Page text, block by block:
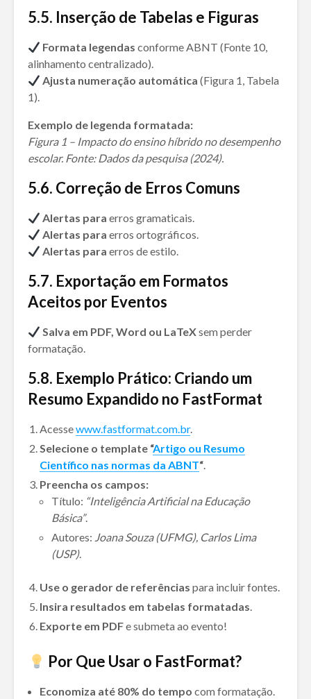
5.5. Inserção de Tabelas e Figuras
Formata legendas conforme ABNT (Fonte 10,
alinhamento centralizado).
Ajusta numeração automática (Figura 1, Tabela
1).
Exemplo de legenda formatada:
Figura 1 – Impacto do ensino híbrido no desempenho
escolar. Fonte: Dados da pesquisa (2024).
5.6. Correção de Erros Comuns
Alertas paraerros gramaticais.
Alertas paraerros ortográficos.
Alertas paraerros de estilo.
5.7. Exportação em Formatos
Aceitos por Eventos
Salva em PDF, Word ou LaTeXsem perder
formatação.
5.8. Exemplo Prático: Criando um
Resumo Expandido no FastFormat
Acessewww.fastformat.com.br.
Selecione o template “Artigo ou Resumo
Científico nas normas da ABNT“.
Preencha os campos:
Título: “Inteligência Artificial na Educação
Básica”.
Autores: Joana Souza (UFMG), Carlos Lima
(USP).
Use o gerador de referências para incluir fontes.
Insira resultados em tabelas formatadas.
Exporte em PDFe submeta ao evento!
Por Que Usar o FastFormat?
Economiza até 80% do tempo com formatação.